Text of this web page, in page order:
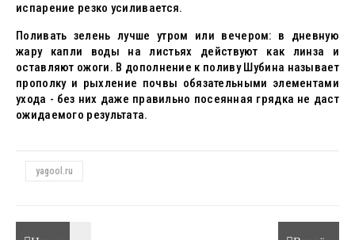
испарение резко усиливается.
Поливать зелень лучше утром или вечером: в дневную
жару капли воды на листьях действуют как линза и
оставляют ожоги. В дополнение к поливу Шубина называет
прополку и рыхление почвы обязательными элементами
ухода - без них даже правильно посеянная грядка не даст
ожидаемого результата.
yagool.ru